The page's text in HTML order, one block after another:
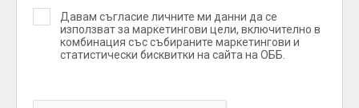
Давам съгласие личните ми данни да се
използват за маркетингови цели, включително в
комбинация със събираните маркетингови и
статистически бисквитки на сайта на ОББ.